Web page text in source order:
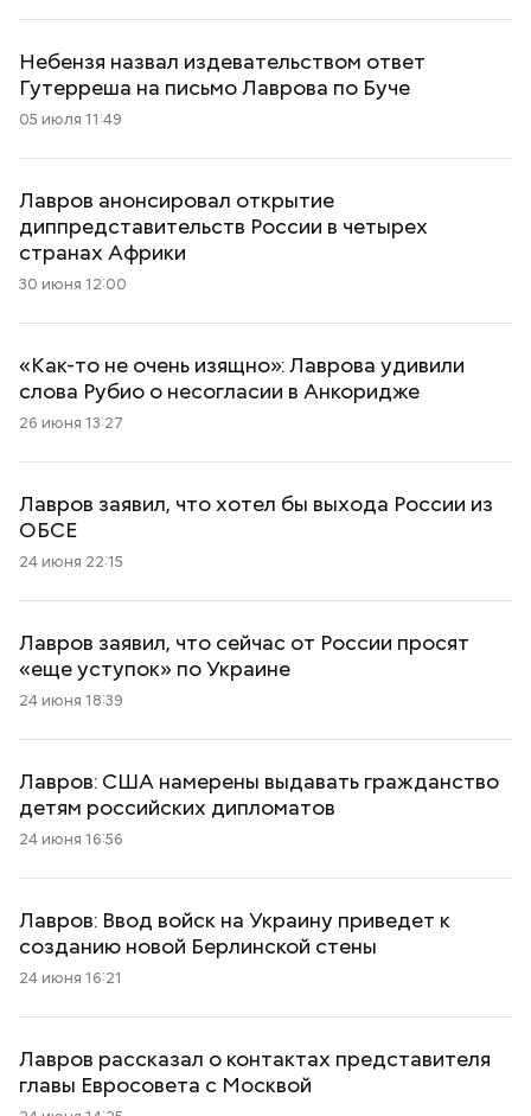
Небензя назвал издевательством ответ
Гутерреша на письмо Лаврова по Буче
05 июля 11:49
Лавров анонсировал открытие
диппредставительств России в четырех
странах Африки
30 июня 12:00
«Как-то не очень изящно»: Лаврова удивили
слова Рубио о несогласии в Анкоридже
26 июня 13:27
Лавров заявил, что хотел бы выхода России из
ОБСЕ
24 июня 22:15
Лавров заявил, что сейчас от России просят
«еще уступок» по Украине
24 июня 18:39
Лавров: США намерены выдавать гражданство
детям российских дипломатов
24 июня 16:56
Лавров: Ввод войск на Украину приведет к
созданию новой Берлинской стены
24 июня 16:21
Лавров рассказал о контактах представителя
главы Евросовета с Москвой